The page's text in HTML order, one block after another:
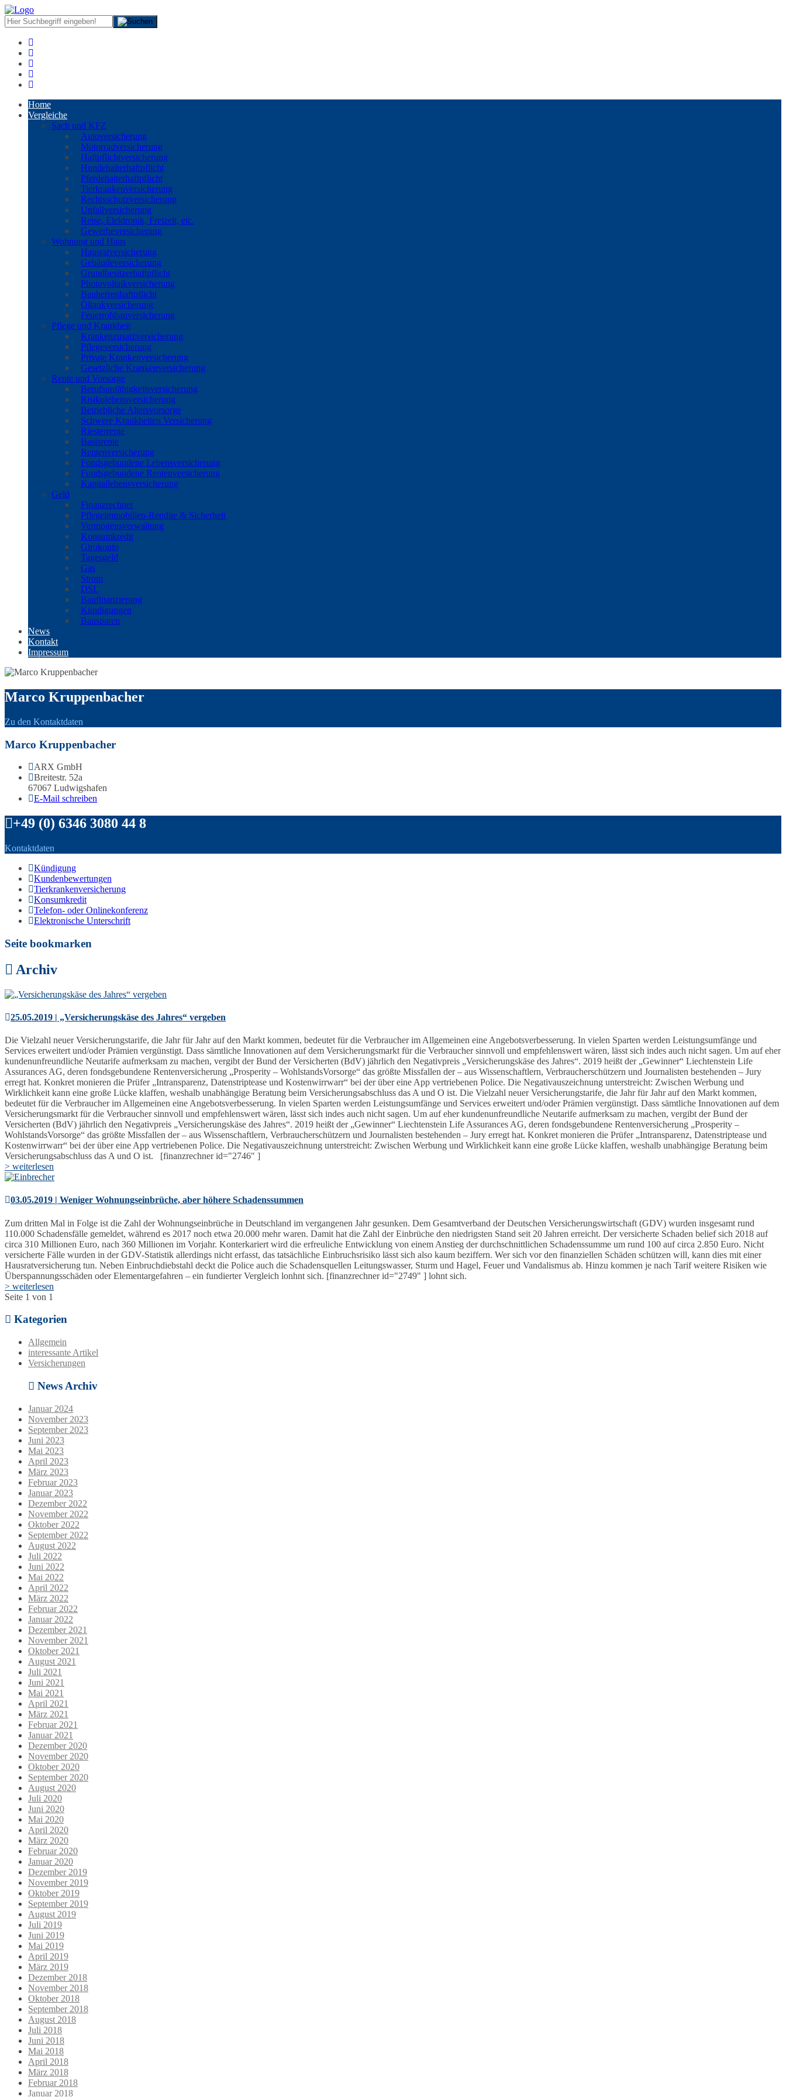
Home
Vergleiche
Sach und KFZ
Autoversicherung
Motorradversicherung
Haftpflichtversicherung
Hundehalterhaftpflicht
Pferdehalterhaftpflicht
Tierkrankenversicherung
Rechtsschutzversicherung
Unfallversicherung
Reise, Elektronik, Freizeit, etc.
Gewerbeversicherung
Wohnung und Haus
Hausratversicherung
Gebäudeversicherung
Grundbesitzerhaftpflicht
Photovoltaikversicherung
Bauherrenhaftpflicht
Öltankversicherung
Feuerrohbauversicherung
Pflege und Krankheit
Krankenzusatzversicherung
Pflegeversicherung
Private Krankenversicherung
Gesetzliche Krankenversicherung
Rente und Vorsorge
Berufs­unfähigkeitsversicherung
Risikolebensversicherung
Betriebliche Altersvorsorge
Schwere Krankheiten Versicherung
Riesterrente
Basisrente
Rentenversicherung
Fondsgebundene Lebensversicherung
Fondsgebundene Rentenversicherung
Kapitallebensversicherung
Geld
Finanzrechner
Pflegeimmobilien-Rendite & Sicherheit
Vermögensverwaltung
Konsumkredit
Girokonto
Tagesgeld
Gas
Strom
DSL
Baufinanzierung
Kündigungen
Bausparen
News
Kontakt
Impressum
Marco Kruppenbacher
Zu den Kontaktdaten
Marco Kruppenbacher
ARX GmbH
Breitestr. 52a
67067 Ludwigshafen
E-Mail schreiben
+49 (0) 6346 3080 44 8
Kontaktdaten
Kündigung
Kundenbewertungen
Tierkrankenversicherung
Konsumkredit
Telefon- oder Onlinekonferenz
Elektronische Unterschrift
Seite bookmarken
Archiv
25.05.2019 | „Versicherungskäse des Jahres“ vergeben
Die Vielzahl neuer Versicherungstarife, die Jahr für Jahr auf den Markt kommen, bedeutet für die Verbraucher im Allgemeinen eine Angebotsverbesserung. In vielen Sparten werden Leistungsumfänge und
Services erweitert und/oder Prämien vergünstigt. Dass sämtliche Innovationen auf dem Versicherungsmarkt für die Verbraucher sinnvoll und empfehlenswert wären, lässt sich indes auch nicht sagen. Um auf eher
kundenunfreundliche Neutarife aufmerksam zu machen, vergibt der Bund der Versicherten (BdV) jährlich den Negativpreis „Versicherungskäse des Jahres“. 2019 heißt der „Gewinner“ Liechtenstein Life
Assurances AG, deren fondsgebundene Rentenversicherung „Prosperity – WohlstandsVorsorge“ das größte Missfallen der – aus Wissenschaftlern, Verbraucherschützern und Journalisten bestehenden – Jury
erregt hat. Konkret monieren die Prüfer „Intransparenz, Datenstriptease und Kostenwirrwarr“ bei der über eine App vertriebenen Police. Die Negativauszeichnung unterstreicht: Zwischen Werbung und
Wirklichkeit kann eine große Lücke klaffen, weshalb unabhängige Beratung beim Versicherungsabschluss das A und O ist. Die Vielzahl neuer Versicherungstarife, die Jahr für Jahr auf den Markt kommen,
bedeutet für die Verbraucher im Allgemeinen eine Angebotsverbesserung. In vielen Sparten werden Leistungsumfänge und Services erweitert und/oder Prämien vergünstigt. Dass sämtliche Innovationen auf dem
Versicherungsmarkt für die Verbraucher sinnvoll und empfehlenswert wären, lässt sich indes auch nicht sagen. Um auf eher kundenunfreundliche Neutarife aufmerksam zu machen, vergibt der Bund der
Versicherten (BdV) jährlich den Negativpreis „Versicherungskäse des Jahres“. 2019 heißt der „Gewinner“ Liechtenstein Life Assurances AG, deren fondsgebundene Rentenversicherung „Prosperity –
WohlstandsVorsorge“ das größte Missfallen der – aus Wissenschaftlern, Verbraucherschützern und Journalisten bestehenden – Jury erregt hat. Konkret monieren die Prüfer „Intransparenz, Datenstriptease und
Kostenwirrwarr“ bei der über eine App vertriebenen Police. Die Negativauszeichnung unterstreicht: Zwischen Werbung und Wirklichkeit kann eine große Lücke klaffen, weshalb unabhängige Beratung beim
Versicherungsabschluss das A und O ist. [finanzrechner id="2746" ]
> weiterlesen
03.05.2019 | Weniger Wohnungseinbrüche, aber höhere Schadenssummen
Zum dritten Mal in Folge ist die Zahl der Wohnungseinbrüche in Deutschland im vergangenen Jahr gesunken. Dem Gesamtverband der Deutschen Versicherungswirtschaft (GDV) wurden insgesamt rund
110.000 Schadensfälle gemeldet, während es 2017 noch etwa 20.000 mehr waren. Damit hat die Zahl der Einbrüche den niedrigsten Stand seit 20 Jahren erreicht. Der versicherte Schaden belief sich 2018 auf
circa 310 Millionen Euro, nach 360 Millionen im Vorjahr. Konterkariert wird die erfreuliche Entwicklung von einem Anstieg der durchschnittlichen Schadenssumme um rund 100 auf circa 2.850 Euro. Nicht
versicherte Fälle wurden in der GDV-Statistik allerdings nicht erfasst, das tatsächliche Einbruchsrisiko lässt sich also kaum beziffern. Wer sich vor den finanziellen Schäden schützen will, kann dies mit einer
Hausratversicherung tun. Neben Einbruchdiebstahl deckt die Police auch die Schadensquellen Leitungswasser, Sturm und Hagel, Feuer und Vandalismus ab. Hinzu kommen je nach Tarif weitere Risiken wie
Überspannungsschäden oder Elementargefahren – ein fundierter Vergleich lonhnt sich. [finanzrechner id="2749" ] lohnt sich.
> weiterlesen
Seite 1 von 1
Kategorien
Allgemein
interessante Artikel
Versicherungen
News Archiv
Januar 2024
November 2023
September 2023
Juni 2023
Mai 2023
April 2023
März 2023
Februar 2023
Januar 2023
Dezember 2022
November 2022
Oktober 2022
September 2022
August 2022
Juli 2022
Juni 2022
Mai 2022
April 2022
März 2022
Februar 2022
Januar 2022
Dezember 2021
November 2021
Oktober 2021
August 2021
Juli 2021
Juni 2021
Mai 2021
April 2021
März 2021
Februar 2021
Januar 2021
Dezember 2020
November 2020
Oktober 2020
September 2020
August 2020
Juli 2020
Juni 2020
Mai 2020
April 2020
März 2020
Februar 2020
Januar 2020
Dezember 2019
November 2019
Oktober 2019
September 2019
August 2019
Juli 2019
Juni 2019
Mai 2019
April 2019
März 2019
Dezember 2018
November 2018
Oktober 2018
September 2018
August 2018
Juli 2018
Juni 2018
Mai 2018
April 2018
März 2018
Februar 2018
Januar 2018